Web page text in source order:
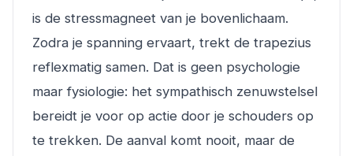
is de stressmagneet van je bovenlichaam.
Zodra je spanning ervaart, trekt de trapezius
reflexmatig samen. Dat is geen psychologie
maar fysiologie: het sympathisch zenuwstelsel
bereidt je voor op actie door je schouders op
te trekken. De aanval komt nooit, maar de